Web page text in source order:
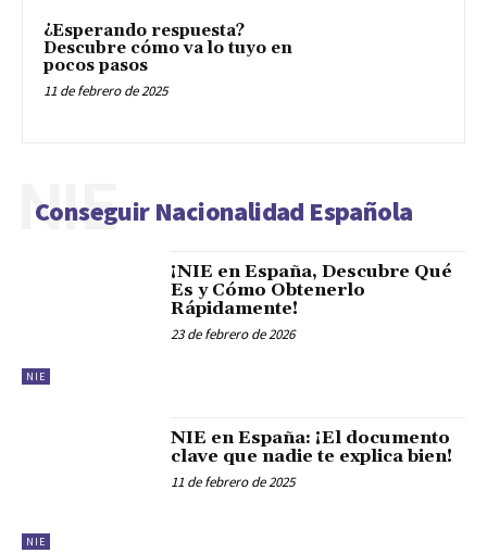
¿Esperando respuesta?
Descubre cómo va lo tuyo en
pocos pasos
11 de febrero de 2025
Conseguir Nacionalidad Española
NIE
NIE
¡NIE en España, Descubre Qué
Es y Cómo Obtenerlo
Rápidamente!
23 de febrero de 2026
NIE
NIE en España: ¡El documento
clave que nadie te explica bien!
11 de febrero de 2025